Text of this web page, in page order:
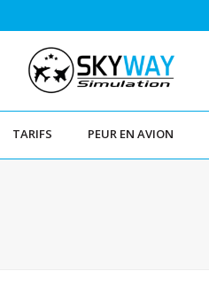
TARIFS PEUR EN AVION